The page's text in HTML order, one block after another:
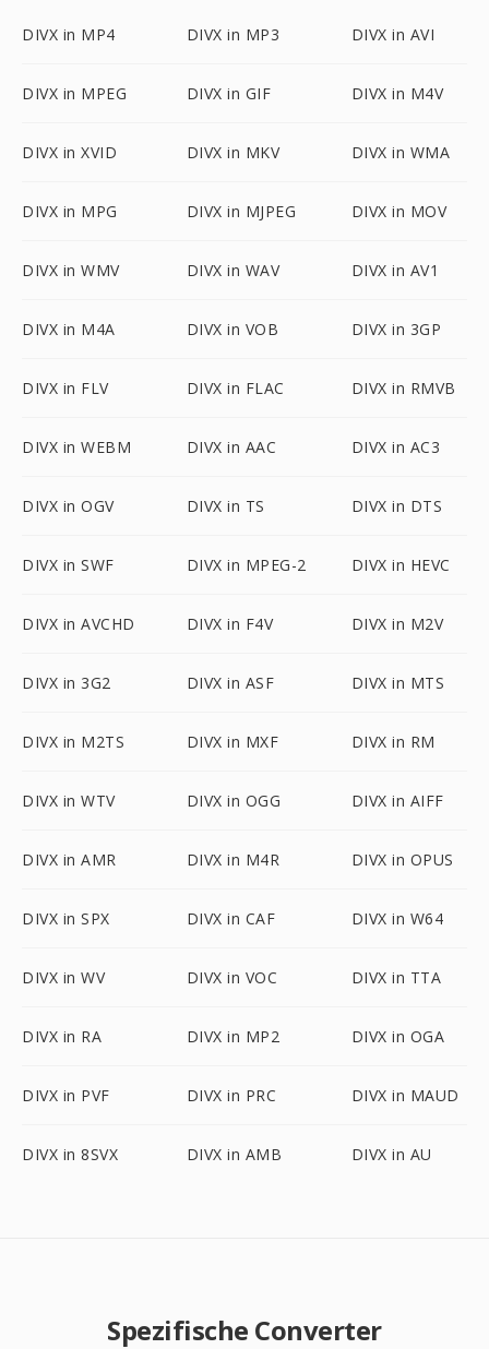
DIVX in MP4 DIVX in MP3 DIVX in AVI
DIVX in MPEG DIVX in GIF DIVX in M4V
DIVX in XVID DIVX in MKV DIVX in WMA
DIVX in MPG DIVX in MJPEG DIVX in MOV
DIVX in WMV DIVX in WAV DIVX in AV1
DIVX in M4A DIVX in VOB DIVX in 3GP
DIVX in FLV DIVX in FLAC DIVX in RMVB
DIVX in WEBM DIVX in AAC DIVX in AC3
DIVX in OGV DIVX in TS DIVX in DTS
DIVX in SWF DIVX in MPEG-2 DIVX in HEVC
DIVX in AVCHD DIVX in F4V DIVX in M2V
DIVX in 3G2 DIVX in ASF DIVX in MTS
DIVX in M2TS DIVX in MXF DIVX in RM
DIVX in WTV DIVX in OGG DIVX in AIFF
DIVX in AMR DIVX in M4R DIVX in OPUS
DIVX in SPX DIVX in CAF DIVX in W64
DIVX in WV DIVX in VOC DIVX in TTA
DIVX in RA DIVX in MP2 DIVX in OGA
DIVX in PVF DIVX in PRC DIVX in MAUD
DIVX in 8SVX DIVX in AMB DIVX in AU
Spezifische Converter